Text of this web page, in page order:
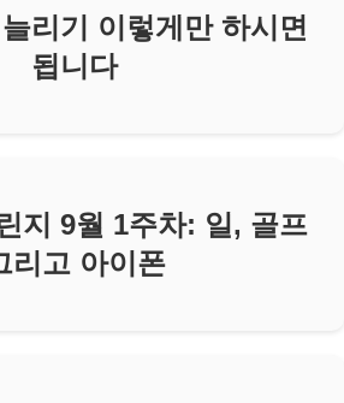
리기 이렇게만 하시면
됩니다
지 9월 1주차: 일, 골프
리고 아이폰